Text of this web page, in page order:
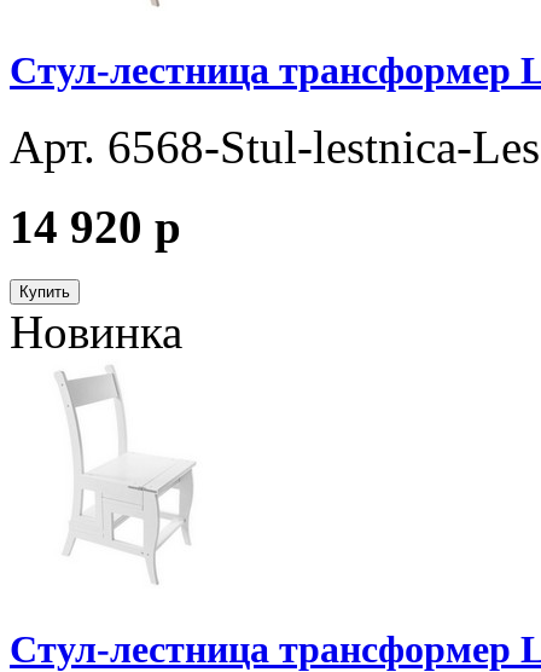
Стул-лестница трансформер
Арт. 6568-Stul-lestnica-
14 920 p
Купить
Новинка
Стул-лестница трансформер